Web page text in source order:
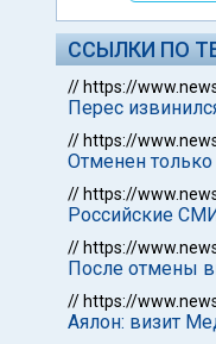
ССЫЛКИ ПО
// https://
Перес
// https://
Отменен
// https://
Российские
// https://
После отмены
// https://
Аялон: визит